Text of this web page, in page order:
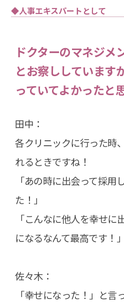
◆人事エキスパートとして
ドクターのマネジメ
とお察ししています
っていてよかったと
田中：
各クリニックに行った時
れるときですね！
「あの時に出会って採用
た！」
「こんなに他人を幸せに
になるなんて最高です！」
佐々木：
「幸せになった！」と言